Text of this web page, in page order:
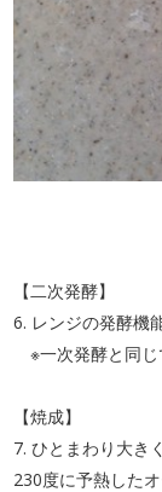
【二次発酵】
6. レンジの発酵機
※一次発酵と同
【焼成】
7. ひとまわり大き
230度に予熱した